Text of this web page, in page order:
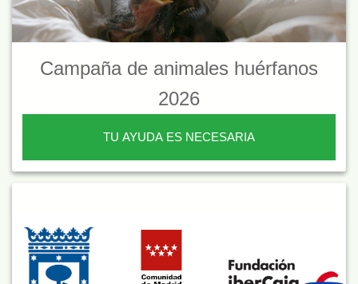
Campaña de animales huérfanos
2026
TU AYUDA ES NECESARIA